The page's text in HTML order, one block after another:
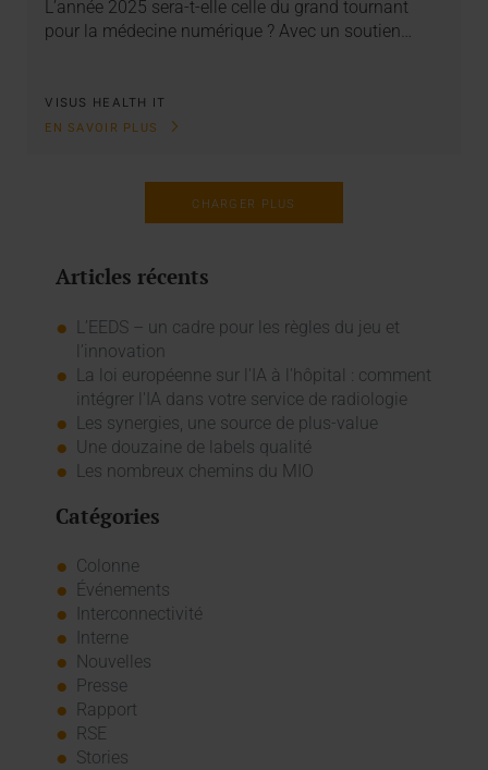
L’année 2025 sera-t-elle celle du grand tournant
pour la médecine numérique ? Avec un soutien…
VISUS HEALTH IT
EN SAVOIR PLUS
CHARGER PLUS
Articles récents
L’EEDS – un cadre pour les règles du jeu et
l’innovation
La loi européenne sur l'IA à l'hôpital : comment
intégrer l'IA dans votre service de radiologie
Les synergies, une source de plus-value
Une douzaine de labels qualité
Les nombreux chemins du MIO
Catégories
Colonne
Événements
Interconnectivité
Interne
Nouvelles
Presse
Rapport
RSE
Stories